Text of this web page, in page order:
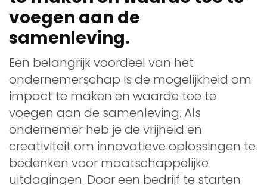
voegen aan de
samenleving.
Een belangrijk voordeel van het
ondernemerschap is de mogelijkheid om
impact te maken en waarde toe te
voegen aan de samenleving. Als
ondernemer heb je de vrijheid en
creativiteit om innovatieve oplossingen te
bedenken voor maatschappelijke
uitdagingen. Door een bedrijf te starten